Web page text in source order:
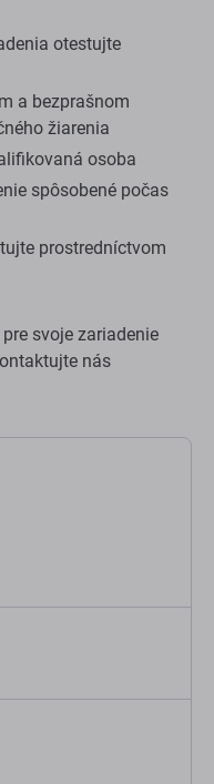
otestujte
a bezprašnom
žiarenia
osoba
spôsobené počas
prostredníctvom
svoje zariadenie
nás